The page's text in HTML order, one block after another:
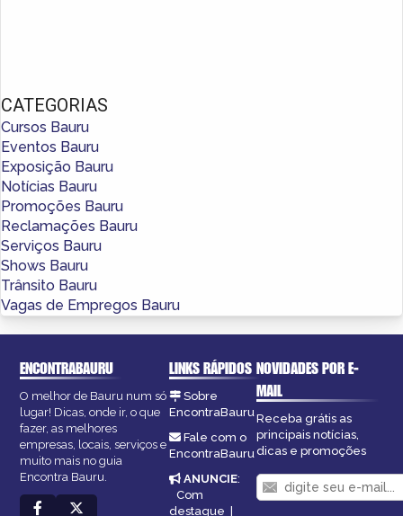
CATEGORIAS
Cursos Bauru
Eventos Bauru
Exposição Bauru
Notícias Bauru
Promoções Bauru
Reclamações Bauru
Serviços Bauru
Shows Bauru
Trânsito Bauru
Vagas de Empregos Bauru
ENCONTRABAURU
O melhor de Bauru num só
lugar! Dicas, onde ir, o que
fazer, as melhores
empresas, locais, serviços e
muito mais no guia
Encontra Bauru.
LINKS RÁPIDOS
Sobre
EncontraBauru
Fale com o
EncontraBauru
ANUNCIE:
Com
destaque
NOVIDADES POR E-
MAIL
Receba grátis as
principais notícias,
dicas e promoções